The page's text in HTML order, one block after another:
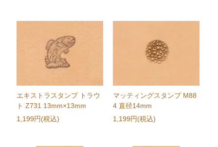
エキストラスタンプ トラウ
ト Z731 13mm×13mm
1,199円(税込)
マッティングスタンプ M88
4 直径14mm
1,199円(税込)